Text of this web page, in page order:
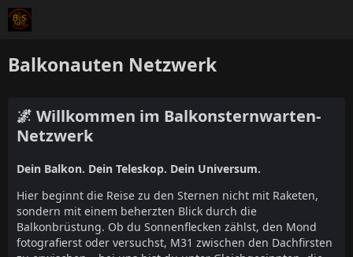
Balkonauten Netzwerk
🌌 Willkommen im Balkonsternwarten-
Netzwerk
Dein Balkon. Dein Teleskop. Dein Universum.
Hier beginnt die Reise zu den Sternen nicht mit Raketen,
sondern mit einem beherzten Blick durch die
Balkonbrüstung. Ob du Sonnenflecken zählst, den Mond
fotografierst oder versuchst, M31 zwischen den Dachfirsten